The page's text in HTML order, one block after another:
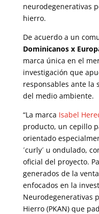
neurodegenerativas
hierro.
De acuerdo a un
Dominicanos x
marca única en el
investigación que
responsables ante la
del medio ambiente.
“La marca Isabel
producto, un cepillo
orientado
´curly´ u ondulado,
oficial del proyecto.
generados de la
enfocados en la
Neurodegenerativas
Hierro (PKAN) que